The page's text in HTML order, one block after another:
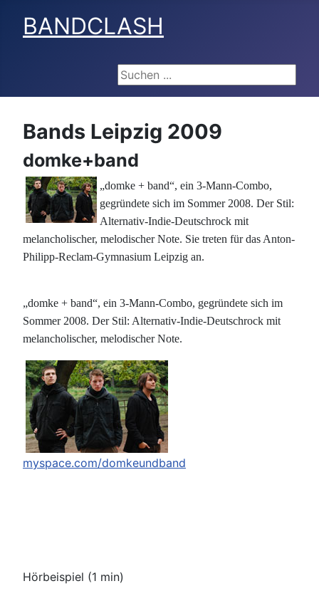
BANDCLASH
Suchen ...
Bands Leipzig 2009
domke+band
„domke + band“, ein 3-Mann-Combo,
gegründete sich im Sommer 2008. Der Stil:
Alternativ-Indie-Deutschrock mit
melancholischer, melodischer Note. Sie treten für das Anton-
Philipp-Reclam-Gymnasium Leipzig an.
„domke + band“, ein 3-Mann-Combo, gegründete sich im
Sommer 2008. Der Stil: Alternativ-Indie-Deutschrock mit
melancholischer, melodischer Note.
myspace.com/domkeundband
Hörbeispiel (1 min)